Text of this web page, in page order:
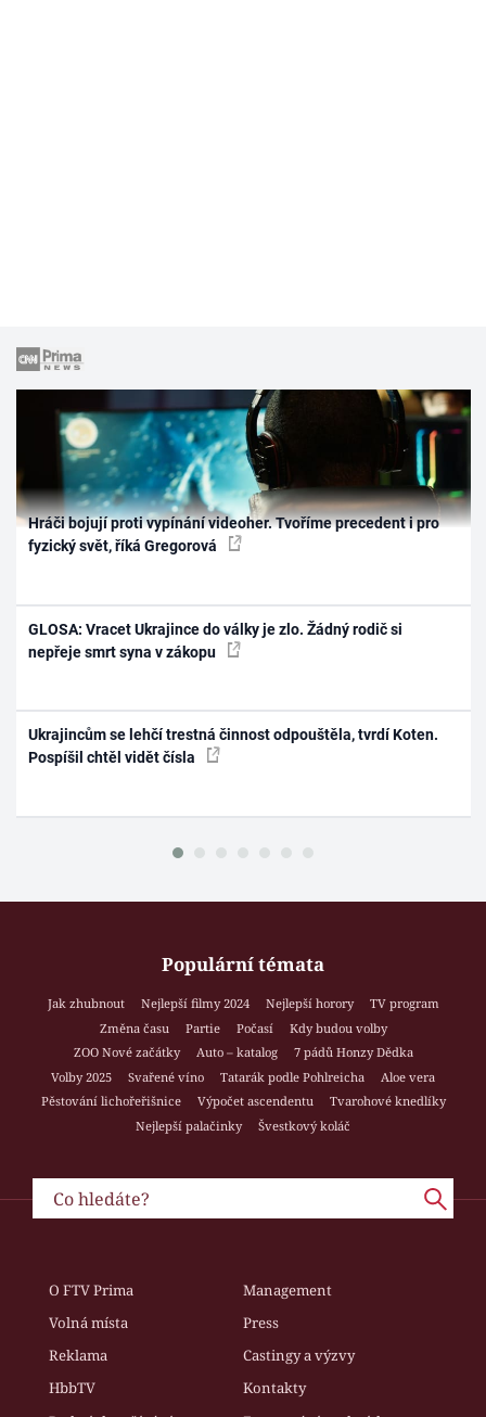
Hráči bojují proti vypínání videoher. Tvoříme precedent i pro
fyzický svět, říká Gregorová
GLOSA: Vracet Ukrajince do války je zlo. Žádný rodič si
nepřeje smrt syna v zákopu
Ukrajincům se lehčí trestná činnost odpouštěla, tvrdí Koten.
Pospíšil chtěl vidět čísla
Populární témata
Jak zhubnout Nejlepší filmy 2024 Nejlepší horory
TV program
Změna času
Partie Počasí
Kdy budou volby
ZOO Nové začátky
Auto – katalog
7 pádů Honzy Dědka
Volby 2025
Svařené víno Tatarák podle Pohlreicha
Aloe vera
Pěstování lichořeřišnice
Výpočet ascendentu
Tvarohové knedlíky
Nejlepší palačinky
Švestkový koláč
O FTV Prima
Management
Volná místa
Press
Reklama
Castingy a výzvy
HbbTV
Kontakty